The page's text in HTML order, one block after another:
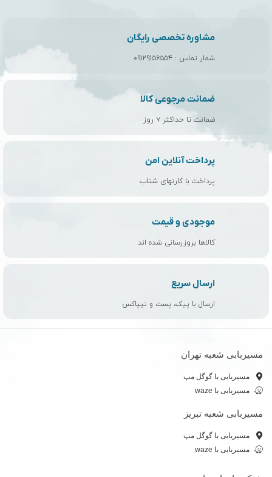
مشاوره تخصصی رایگان
شمار تماس : ۰۹۱۲۹۱۵۶۵۵۴
ضمانت مرجوعی کالا
ضمانت تا حداکثر ۷ روز
پرداخت آنلاین امن
پرداخت با کارتهای شتاب
موجودی و قیمت
کالاها بروزرسانی شده اند
ارسال سریع
ارسال با پیک، پست و تیپاکس
مسیربابی شعبه تهران
مسیریابی با گوگل مپ
مسیریابی با waze
مسیربابی شعبه تبریز
مسیریابی با گوگل مپ
مسیریابی با waze